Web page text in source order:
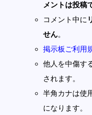
メントは投稿
コメント中に
せん。
掲示板ご利用
他人を中傷す
されます。
半角カナは使
になります。